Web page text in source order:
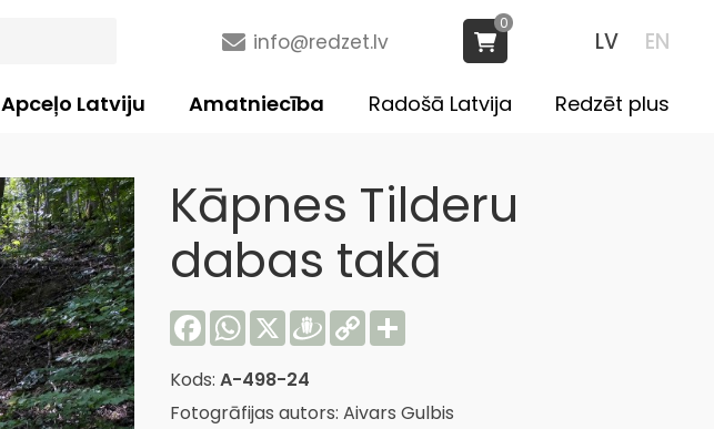
LV EN
info@redzet.lv
0
Redzēt plus
Radošā Latvija
Amatniecība
Apceļo Latviju
Kāpnes Tilderu
dabas takā
Facebook
WhatsApp
X Draugiem
Copy
Link
Share
Kods: A-498-24
Fotogrāfijas autors: Aivars Gulbis